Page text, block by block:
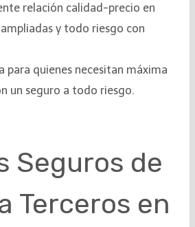
relación calidad-precio en
y todo riesgo con
para quienes necesitan máxima
un seguro a todo riesgo.
Seguros de
Terceros en